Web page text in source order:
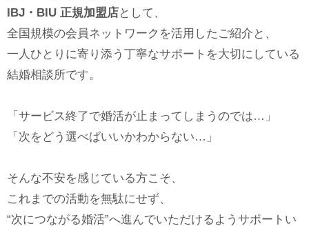
IBJ・BIU 正規加盟店として、
全国規模の会員ネットワークを活用したご紹介と、
一人ひとりに寄り添う丁寧なサポートを大切にしている
結婚相談所です。
「サービス終了で婚活が止まってしまうのでは…」
「次をどう選べばいいかわからない…」
そんな不安を感じている方こそ、
これまでの活動を無駄にせず、
“次につながる婚活”へ進んでいただけるようサポートい